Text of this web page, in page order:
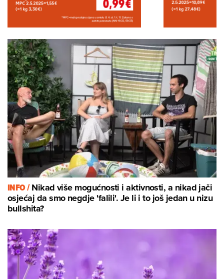
INFO /Nikad više mogućnosti i aktivnosti, a nikad jači
osjećaj da smo negdje 'falili'. Je li i to još jedan u nizu
bullshita?